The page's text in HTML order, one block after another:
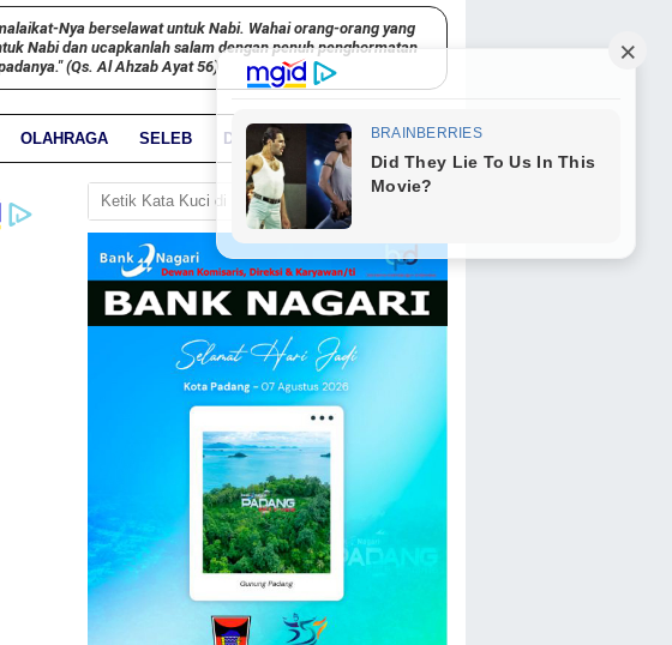
Nya berselawat untuk Nabi. Wahai orang-orang yang
Nabi dan ucapkanlah salam dengan penuh penghormatan
(Qs. Al Ahzab Ayat 56)
OLAHRAGA SELEB DUNIA PARIWARA